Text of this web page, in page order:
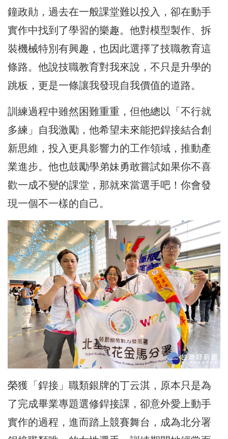
鐘政勛，過去在一般課堂難以投入，卻在動手
實作中找到了學習的樂趣。他對模型製作、拆
裝機械特別有興趣，也因此選擇了技職教育這
條路。他說技職教育對我來說，不只是升學的
跳板，更是一條讓我發現自我價值的道路。
訓練過程中雖然困難重重，但他總以「不行就
多練」自我激勵，他希望未來能把銲接結合創
新思維，投入更具影響力的工作領域，推動產
業進步。他也鼓勵學弟妹勇敢嘗試如果你不喜
歡一成不變的課堂，那就來當選手吧！你會發
現一個不一樣的自己。
榮獲「銲接」職類銀牌的丁云淇，原本只是為
了完成畢業專題選修銲接課，卻意外愛上動手
實作的過程，進而踏上競賽舞台，成為北分署